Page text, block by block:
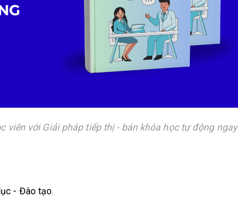
viên với Giải pháp tiếp thị - bán khóa học tự động ngay
- Đào tạo.